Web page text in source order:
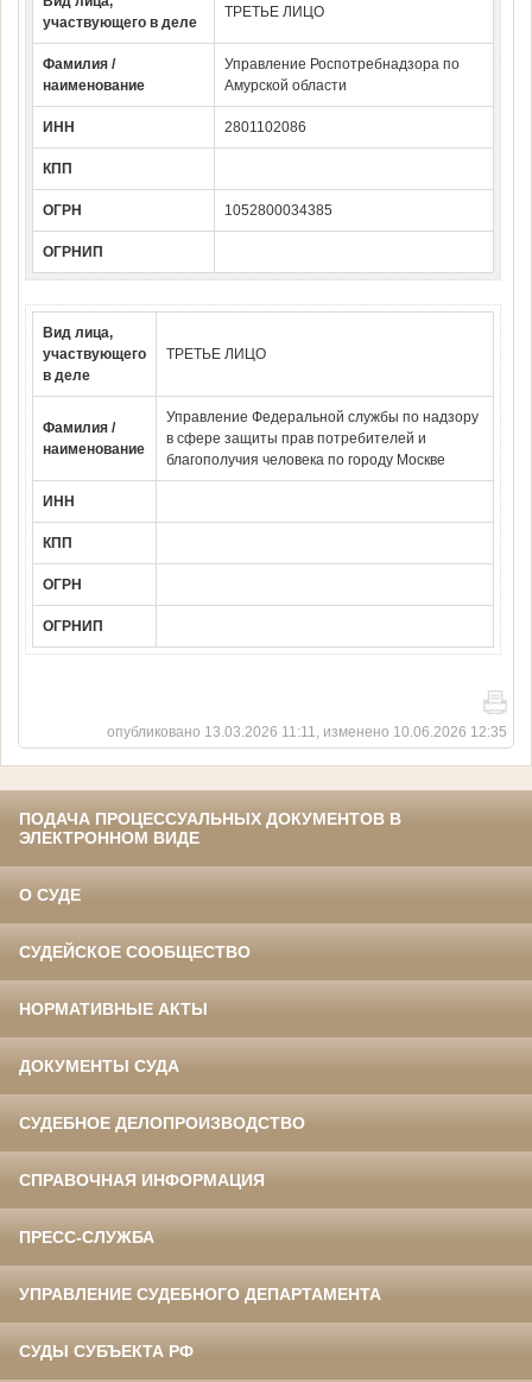
участвующего в деле
ТРЕТЬЕ ЛИЦО
Фамилия /
наименование
Управление Роспотребнадзора по
Амурской области
ИНН 2801102086
КПП
ОГРН 1052800034385
ОГРНИП
Вид лица,
участвующего
в деле
ТРЕТЬЕ ЛИЦО
Фамилия /
наименование
Управление Федеральной службы по надзору
в сфере защиты прав потребителей и
благополучия человека по городу Москве
ИНН
КПП
ОГРН
ОГРНИП
опубликовано 13.03.2026 11:11, изменено 10.06.2026 12:35
ПОДАЧА ПРОЦЕССУАЛЬНЫХ ДОКУМЕНТОВ В
ЭЛЕКТРОННОМ ВИДЕ
О СУДЕ
СУДЕЙСКОЕ СООБЩЕСТВО
НОРМАТИВНЫЕ АКТЫ
ДОКУМЕНТЫ СУДА
СУДЕБНОЕ ДЕЛОПРОИЗВОДСТВО
СПРАВОЧНАЯ ИНФОРМАЦИЯ
ПРЕСС-СЛУЖБА
УПРАВЛЕНИЕ СУДЕБНОГО ДЕПАРТАМЕНТА
СУДЫ СУБЪЕКТА РФ